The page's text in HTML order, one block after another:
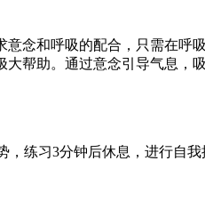
和呼吸的配合，只需在呼
帮助。通过意念引导气息，
习3分钟后休息，进行自